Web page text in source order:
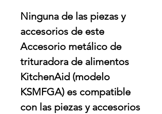
Ninguna de las piezas y
accesorios de este
Accesorio metálico de
trituradora de alimentos
KitchenAid (modelo
KSMFGA) es compatible
con las piezas y accesorios